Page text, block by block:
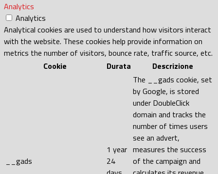
Analytics
Analytics
Analytical cookies are used to understand how visitors interact
with the website. These cookies help provide information on
metrics the number of visitors, bounce rate, traffic source, etc.
Cookie
Durata Descrizione
__gads
1 year
24
The __gads cookie, set
by Google, is stored
under DoubleClick
domain and tracks the
number of times users
see an advert,
measures the success
of the campaign and